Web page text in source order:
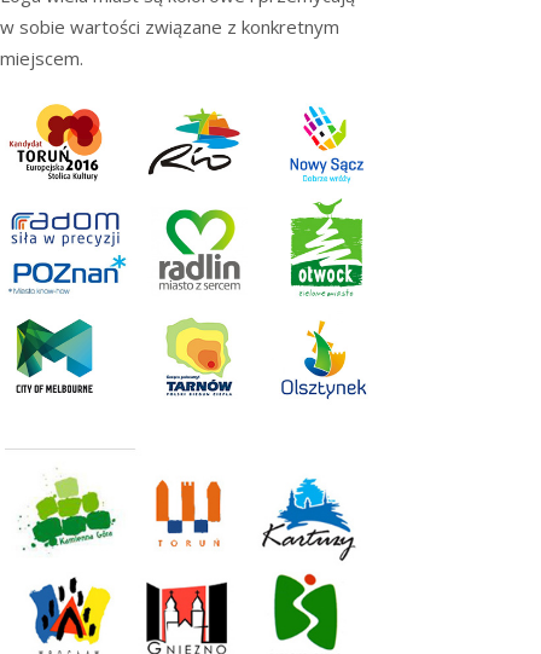
w sobie wartości związane z konkretnym
miejscem.